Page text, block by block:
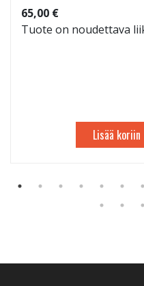
65,00 €
Tuote on noudettava
Lisää koriin